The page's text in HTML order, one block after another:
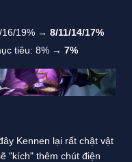
16/19% → 8/11/14/17%
tiêu: 8% → 7%
Kennen lại rất chật vật
"kích" thêm chút điện